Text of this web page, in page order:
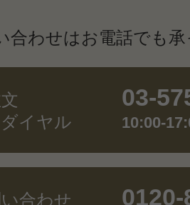
合わせはお電話でも
イヤル
03-
10:00-
合わせ